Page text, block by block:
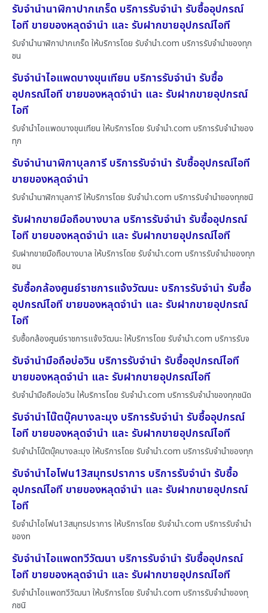
รับจำนำนาฬิกาปากเกร็ด บริการรับจำนำ รับซื้ออุปกรณ์
ไอที ขายของหลุดจำนำ และ รับฝากขายอุปกรณ์ไอที
รับจำนำนาฬิกาปากเกร็ด ให้บริการโดย รับจํานํา.com บริการรับจำนำของทุก
ชน
รับจำนำไอแพดบางขุนเทียน บริการรับจำนำ รับซื้อ
อุปกรณ์ไอที ขายของหลุดจำนำ และ รับฝากขายอุปกรณ์
ไอที
รับจำนำไอแพดบางขุนเทียน ให้บริการโดย รับจํานํา.com บริการรับจำนำของ
ทุก
รับจำนำนาฬิกาบุลการี บริการรับจำนำ รับซื้ออุปกรณ์ไอที
ขายของหลุดจำนำ
รับจำนำนาฬิกาบุลการี ให้บริการโดย รับจํานํา.com บริการรับจำนำของทุกชนิ
รับฝากขายมือถือบางบาล บริการรับจำนำ รับซื้ออุปกรณ์
ไอที ขายของหลุดจำนำ และ รับฝากขายอุปกรณ์ไอที
รับฝากขายมือถือบางบาล ให้บริการโดย รับจํานํา.com บริการรับจำนำของทุก
ชน
รับซื้อกล้องศูนย์ราชการแจ้งวัฒนะ บริการรับจำนำ รับซื้อ
อุปกรณ์ไอที ขายของหลุดจำนำ และ รับฝากขายอุปกรณ์
ไอที
รับซื้อกล้องศูนย์ราชการแจ้งวัฒนะ ให้บริการโดย รับจํานํา.com บริการรับจ
รับจำนำมือถือบ่อวิน บริการรับจำนำ รับซื้ออุปกรณ์ไอที
ขายของหลุดจำนำ และ รับฝากขายอุปกรณ์ไอที
รับจำนำมือถือบ่อวิน ให้บริการโดย รับจํานํา.com บริการรับจำนำของทุกชนิด
รับจำนำโน๊ตบุ๊คบางละมุง บริการรับจำนำ รับซื้ออุปกรณ์
ไอที ขายของหลุดจำนำ และ รับฝากขายอุปกรณ์ไอที
รับจำนำโน๊ตบุ๊คบางละมุง ให้บริการโดย รับจํานํา.com บริการรับจำนำของทุก
รับจำนำไอโฟน13สมุทรปราการ บริการรับจำนำ รับซื้อ
อุปกรณ์ไอที ขายของหลุดจำนำ และ รับฝากขายอุปกรณ์
ไอที
รับจำนำไอโฟน13สมุทรปราการ ให้บริการโดย รับจํานํา.com บริการรับจำนำ
ของท
รับจำนำไอแพดทวีวัฒนา บริการรับจำนำ รับซื้ออุปกรณ์
ไอที ขายของหลุดจำนำ และ รับฝากขายอุปกรณ์ไอที
รับจำนำไอแพดทวีวัฒนา ให้บริการโดย รับจํานํา.com บริการรับจำนำของทุ
กชนิ